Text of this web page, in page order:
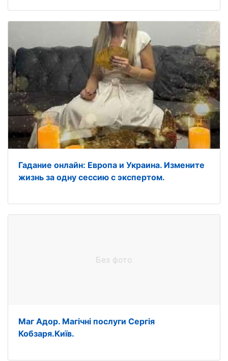
Гадание онлайн: Европа и Украина. Измените
жизнь за одну сессию с экспертом.
Без фото
Маг Адор. Магічні послуги Сергія
Кобзаря.Київ.